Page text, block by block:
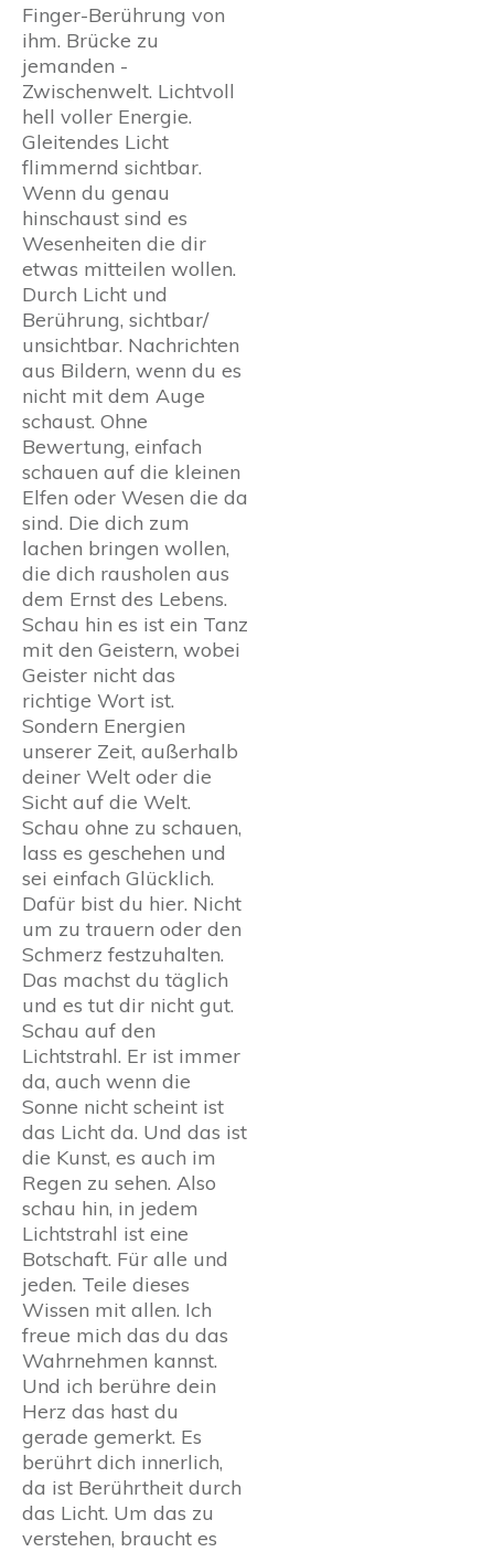
Finger-Berührung von
ihm. Brücke zu
jemanden -
Zwischenwelt. Lichtvoll
hell voller Energie.
Gleitendes Licht
flimmernd sichtbar.
Wenn du genau
hinschaust sind es
Wesenheiten die dir
etwas mitteilen wollen.
Durch Licht und
Berührung, sichtbar/
unsichtbar. Nachrichten
aus Bildern, wenn du es
nicht mit dem Auge
schaust. Ohne
Bewertung, einfach
schauen auf die kleinen
Elfen oder Wesen die da
sind. Die dich zum
lachen bringen wollen,
die dich rausholen aus
dem Ernst des Lebens.
Schau hin es ist ein Tanz
mit den Geistern, wobei
Geister nicht das
richtige Wort ist.
Sondern Energien
unserer Zeit, außerhalb
deiner Welt oder die
Sicht auf die Welt.
Schau ohne zu schauen,
lass es geschehen und
sei einfach Glücklich.
Dafür bist du hier. Nicht
um zu trauern oder den
Schmerz festzuhalten.
Das machst du täglich
und es tut dir nicht gut.
Schau auf den
Lichtstrahl. Er ist immer
da, auch wenn die
Sonne nicht scheint ist
das Licht da. Und das ist
die Kunst, es auch im
Regen zu sehen. Also
schau hin, in jedem
Lichtstrahl ist eine
Botschaft. Für alle und
jeden. Teile dieses
Wissen mit allen. Ich
freue mich das du das
Wahrnehmen kannst.
Und ich berühre dein
Herz das hast du
gerade gemerkt. Es
berührt dich innerlich,
da ist Berührtheit durch
das Licht. Um das zu
verstehen, braucht es